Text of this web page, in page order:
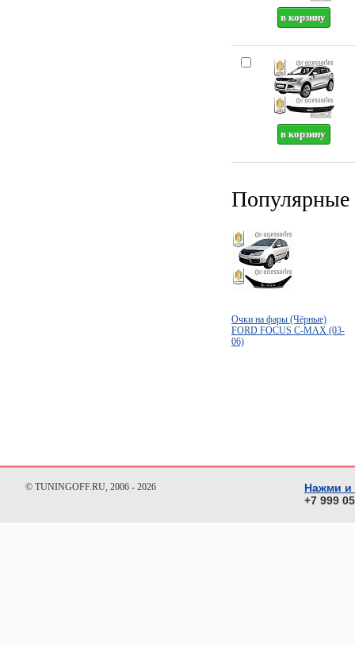
Популярные
Очки на фары (Чёрные)
FORD FOCUS C-MAX (03-
06)
© TUNINGOFF.RU, 2006 - 2026
Нажми и
+7 999